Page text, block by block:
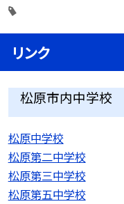
リンク
松原市内中学校
松原中学校
松原第二中学校
松原第三中学校
松原第五中学校